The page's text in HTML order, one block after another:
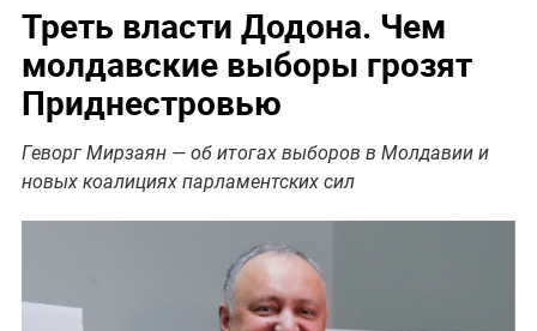
Треть власти Додона. Чем
молдавские выборы грозят
Приднестровью
Геворг Мирзаян — об итогах выборов в Молдавии и
новых коалициях парламентских сил